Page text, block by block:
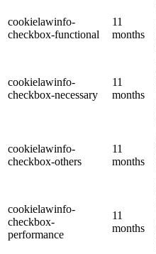
cookielawinfo-
checkbox-functional
11
months
cookielawinfo-
checkbox-necessary
11
months
cookielawinfo-
checkbox-others
11
months
cookielawinfo-
checkbox-
performance
11
months